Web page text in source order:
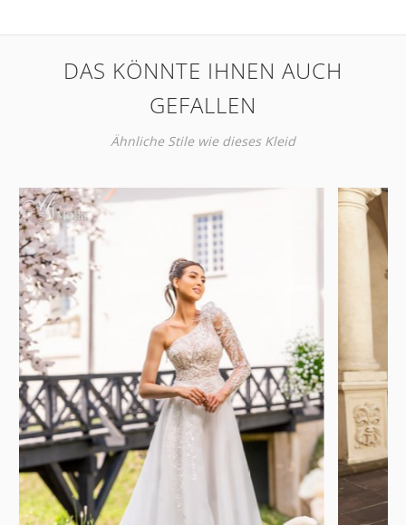
DAS KÖNNTE IHNEN AUCH
GEFALLEN
Ähnliche Stile wie dieses Kleid